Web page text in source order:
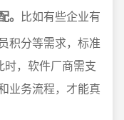
比如有些企业有
积分等需求，标准
，软件厂商需支
业务流程，才能真